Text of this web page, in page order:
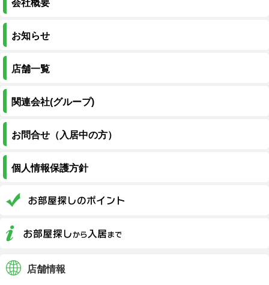
会社概要
お知らせ
店舗一覧
関連会社(グループ)
お問合せ（入居中の方）
個人情報保護方針
店舗情報